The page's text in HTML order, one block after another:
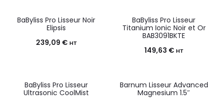
BaByliss Pro Lisseur Noir
Elipsis
239,09 € HT
BaByliss Pro Lisseur
Titanium Ionic Noir et Or
BAB3091BKTE
149,63 € HT
BaByliss Pro Lisseur
Ultrasonic CoolMist
Barnum Lisseur Advanced
Magnesium 1.5″